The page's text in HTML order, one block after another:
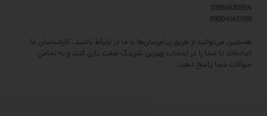
09914530554
09904142099
همچنین می‌توانید از طریق پیام‌رسان‌ها با ما در ارتباط باشید. کارشناسان ما
آماده‌اند تا شما را در انتخاب بهترین بلبرینگ شفت یاری کنند و به تمامی
سوالات شما پاسخ دهند.